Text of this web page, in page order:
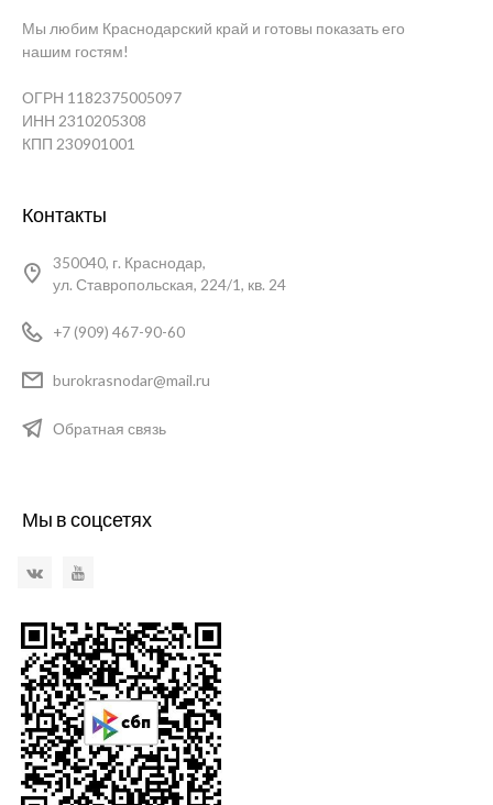
Мы любим Краснодарский край и готовы показать его
нашим гостям!
ОГРН 1182375005097
ИНН 2310205308
КПП 230901001
Контакты
350040, г. Краснодар,
ул. Ставропольская, 224/1, кв. 24
+7 (909) 467-90-60
burokrasnodar@mail.ru
Обратная связь
Мы в соцсетях